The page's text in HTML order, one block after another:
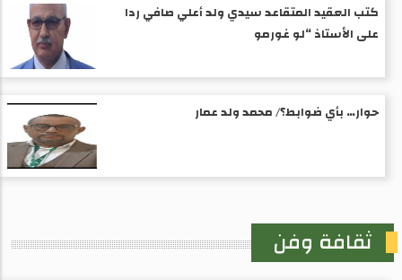
كتب العقيد المتقاعد سيدي ولد أعلي صافي ردا
على الأستاذ “لو غورمو
حوار… بأي ضوابط؟/ محمد ولد عمار
ثقافة وفن